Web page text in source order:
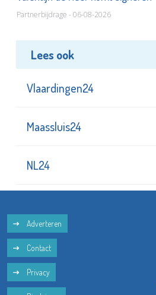
Partnerbijdrage - 06-08-2026
Lees ook
Vlaardingen24
Maassluis24
NL24
Adverteren
Contact
Privacy